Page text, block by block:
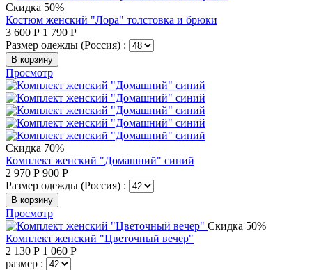
Скидка 50%
Костюм женский "Лора" толстовка и брюки
3 600 Р 1 790 Р
Размер одежды (Россия) :
В корзину
Просмотр
Скидка 70%
Комплект женский "Домашний" синий
2 970 Р 900 Р
Размер одежды (Россия) :
В корзину
Просмотр
Скидка 50%
Комплект женский "Цветочный вечер"
2 130 Р 1 060 Р
размер :